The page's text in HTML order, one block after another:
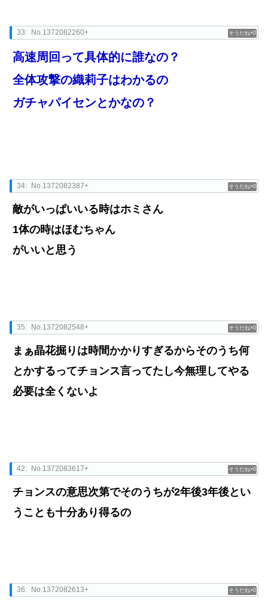
0
33: No.1372082260+
高速周回って具体的に誰なの？
全体攻撃の織莉子はわかるの
ガチャパイセンとかなの？
0
34: No.1372082387+
敵がいっぱいいる時はホミさん
1体の時はほむちゃん
がいいと思う
0
35: No.1372082548+
まぁ晶花掘りは時間かかりすぎるからそのうち何
とかするってチョンス言ってたし今無理してやる
必要は全くないよ
0
42: No.1372083617+
チョンスの意思次第でそのうちが2年後3年後とい
うことも十分あり得るの
0
36: No.1372082613+